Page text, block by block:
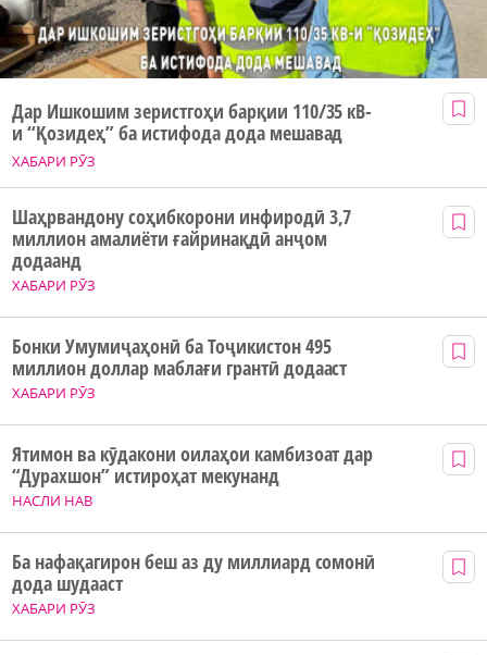
ХАБАРИ РӮЗ
Дар Ишкошим зеристгоҳи барқии 110/35 кВ-
и “Қозидеҳ” ба истифода дода мешавад
ХАБАРИ РӮЗ
Шаҳрвандону соҳибкорони инфиродӣ 3,7
миллион амалиёти ғайринақдӣ анҷом
додаанд
ХАБАРИ РӮЗ
Бонки Умумиҷаҳонӣ ба Тоҷикистон 495
миллион доллар маблағи грантӣ додааст
НАСЛИ НАВ
Ятимон ва кӯдакони оилаҳои камбизоат дар
“Дурахшон” истироҳат мекунанд
ХАБАРИ РӮЗ
Ба нафақагирон беш аз ду миллиард сомонӣ
дода шудааст